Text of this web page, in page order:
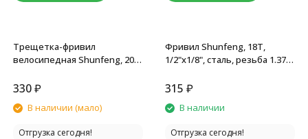
Трещетка-фривил
велосипедная Shunfeng, 20T,
коричневый
330₽
В наличии (мало)
Отгрузка сегодня!
Фривил Shunfeng, 18T,
1/2"x1/8", сталь, резьба 1.37",
315 ₽
В наличии
Отгрузка сегодня!